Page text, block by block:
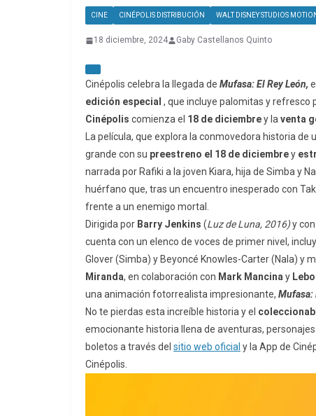
CINE CINÉPOLIS DISTRIBUCIÓN WALT DISNEY STUDIOS
18 diciembre, 2024 Gaby Castellanos Quinto
Cinépolis celebra la llegada de Mufasa: El Rey León,
edición especial , que incluye palomitas y refresco
Cinépolis comienza el 18 de diciembrey la venta
La película, que explora la conmovedora historia
grande con su preestreno el 18 de diciembrey
narrada por Rafiki a la joven Kiara, hija de Simba y
huérfano que, tras un encuentro inesperado con
frente a un enemigo mortal.
Dirigida por Barry Jenkins (Luz de Luna, 2016)y con
cuenta con un elenco de voces de primer nivel,
Glover (Simba) y Beyoncé Knowles-Carter (Nala) y
Miranda, en colaboración con Mark Mancina y Lebo
una animación fotorrealista impresionante, Mufasa:
No te pierdas esta increíble historia y el
emocionante historia llena de aventuras,
boletos a través del sitio web oficial y la App de
Cinépolis.